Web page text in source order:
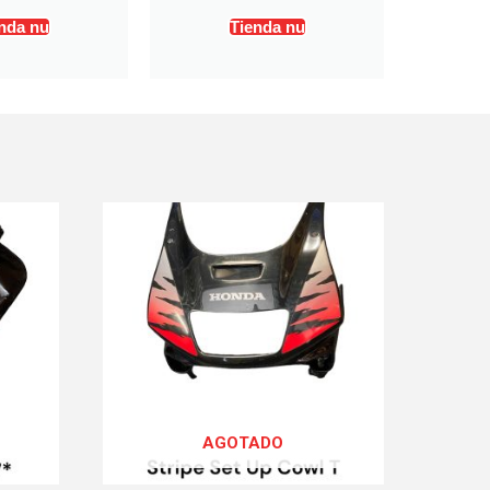
nu Tienda nu
AGOTADO